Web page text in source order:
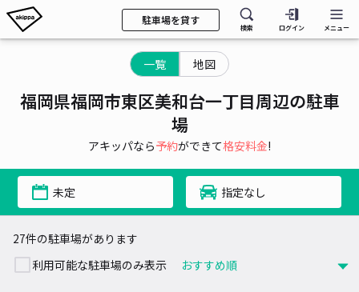
駐車場を貸す
検索 ログイン メニュー
一覧 地図
福岡県福岡市東区美和台一丁目周辺の駐車
場
アキッパなら予約ができて格安料金!
未定 指定なし
27件の駐車場があります
利用可能な駐車場のみ表示